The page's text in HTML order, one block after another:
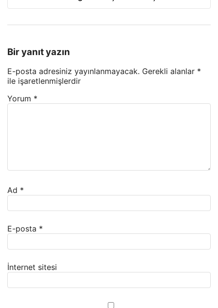
Bir yanıt yazın
E-posta adresiniz yayınlanmayacak. Gerekli alanlar *
ile işaretlenmişlerdir
Yorum *
Ad *
E-posta *
İnternet sitesi